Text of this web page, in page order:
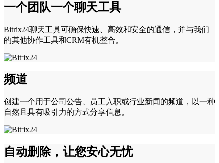
一个团队一个聊天工具
Bitrix24聊天工具可确保快速、高效和安全的通信，并与我们
的其他协作工具和CRM有机整合。
频道
创建一个用于公司公告、员工入职或行业新闻的频道，以一种
自然且具有吸引力的方式分享信息。
自动删除，让您安心无忧